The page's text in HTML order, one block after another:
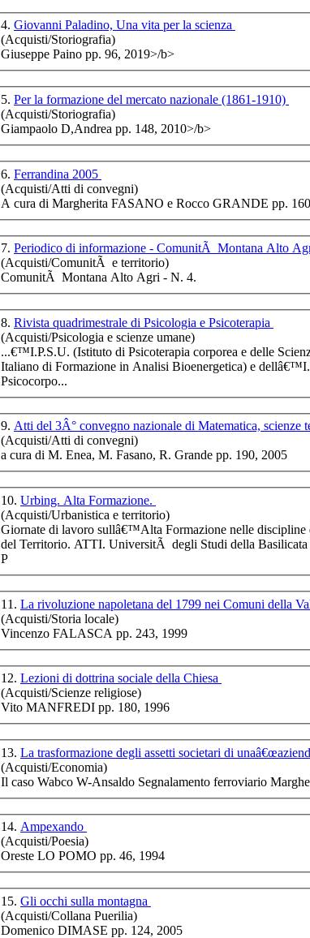
€ 20,00
Il Barone Federici
€ 5,00
Oltre il sipario
€ 8,00
Il futuro si chiama
montagna
€ 10,00
crocevia della Storia
€ 20,00
SocietÃ . Itinerari tra
memoria e
prospettive
€ 11,00
Lezioni di Analisi
Matematica I
€ 15,00
Lâ€™albero della
vita
€ 13,00
Le memorie e i giorni
Pasquale Grippo, Il
politico
€ 12,00
Apparire o essere? Da
Walter Bonatti al
terremoto del 1980
Ampexando
€ 8,00
Come fucina nel
cuore
4. Giovanni Paladino, Una vita per la scienza
(Acquisti/Storiografia)
Giuseppe Paino pp. 96, 2019>/b>
5. Per la formazione del mercato nazionale (1861-1910)
(Acquisti/Storiografia)
Giampaolo D,Andrea pp. 148, 2010>/b>
6. Ferrandina 2005
(Acquisti/Atti di convegni)
A cura di Margherita FASANO e Rocco GRANDE pp.
7. Periodico di informazione - ComunitÃ Montana Alto
(Acquisti/ComunitÃ e territorio)
ComunitÃ Montana Alto Agri - N. 4.
8. Rivista quadrimestrale di Psicologia e Psicoterapia
(Acquisti/Psicologia e scienze umane)
...€™I.P.S.U. (Istituto di Psicoterapia corporea e delle
Italiano di Formazione in Analisi Bioenergetica) e
Psicocorpo...
9. Atti del 3Â° convegno nazionale di Matematica, scienze
(Acquisti/Atti di convegni)
a cura di M. Enea, M. Fasano, R. Grande pp. 190, 2005
10. Urbing. Alta Formazione.
(Acquisti/Urbanistica e territorio)
Giornate di lavoro sullâ€™Alta Formazione nelle discipline
del Territorio. ATTI. UniversitÃ degli Studi della
P
11. La rivoluzione napoletana del 1799 nei Comuni della
(Acquisti/Storia locale)
Vincenzo FALASCA pp. 243, 1999
12. Lezioni di dottrina sociale della Chiesa
(Acquisti/Scienze religiose)
Vito MANFREDI pp. 180, 1996
13. La trasformazione degli assetti societari di
(Acquisti/Economia)
Il caso Wabco W-Ansaldo Segnalamento ferroviario
14. Ampexando
(Acquisti/Poesia)
Oreste LO POMO pp. 46, 1994
15. Gli occhi sulla montagna
(Acquisti/Collana Puerilia)
Domenico DIMASE pp. 124, 2005